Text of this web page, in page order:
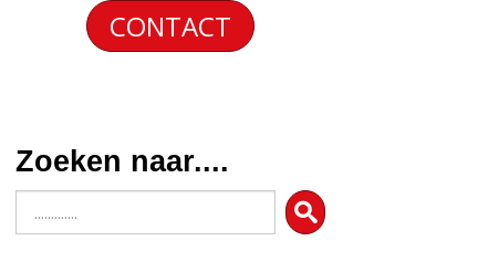
CONTACT
Zoeken naar....